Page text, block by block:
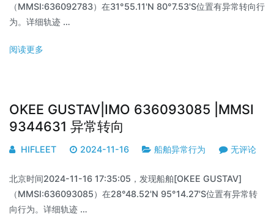
（MMSI:636092783）在31°55.11'N 80°7.53'S位置有异常转向行
为。详细轨迹 …
阅读更多
OKEE GUSTAV|IMO 636093085 |MMSI
9344631 异常转向
HIFLEET 2024-11-16 船舶异常行为 无评论
北京时间2024-11-16 17:35:05，发现船舶[OKEE GUSTAV]
（MMSI:636093085）在28°48.52'N 95°14.27'S位置有异常转
向行为。详细轨迹 …